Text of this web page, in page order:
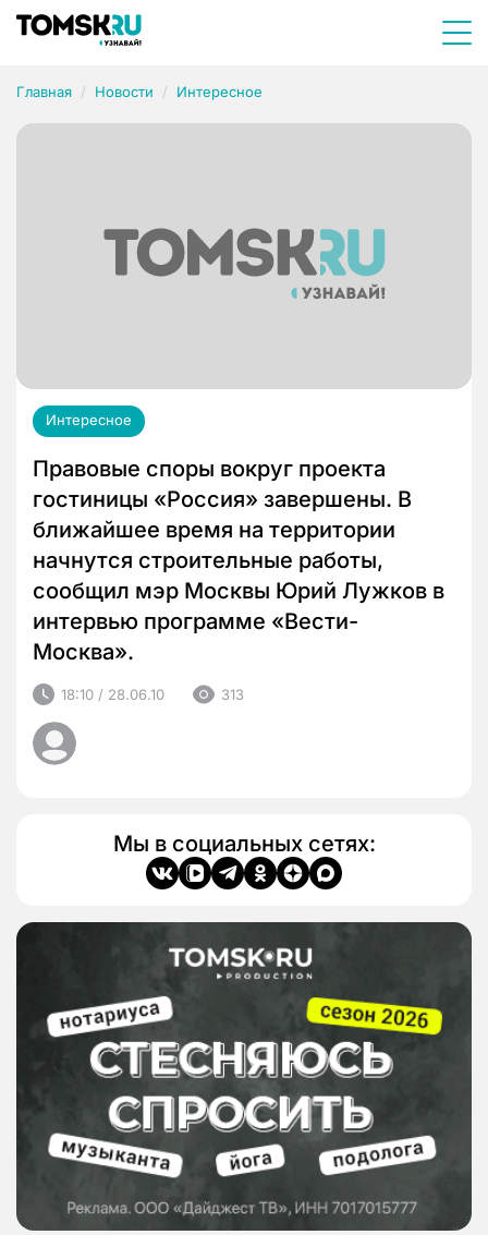
Главная Новости Интересное
Интересное
Правовые споры вокруг проекта
гостиницы «Россия» завершены. В
ближайшее время на территории
начнутся строительные работы,
сообщил мэр Москвы Юрий Лужков в
интервью программе «Вести-
Москва».
18:10 / 28.06.10 313
Мы в социальных сетях: